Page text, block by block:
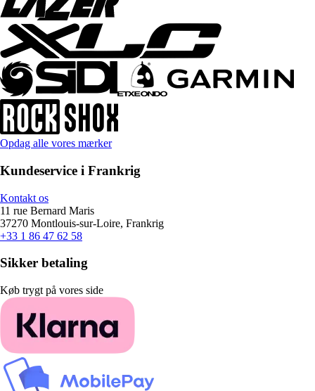
Opdag alle vores mærker
Kundeservice i Frankrig
Kontakt os
11 rue Bernard Maris
37270 Montlouis-sur-Loire, Frankrig
+33 1 86 47 62 58
Sikker betaling
Køb trygt på vores side